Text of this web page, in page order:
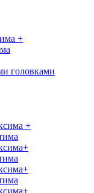
+
головками
+